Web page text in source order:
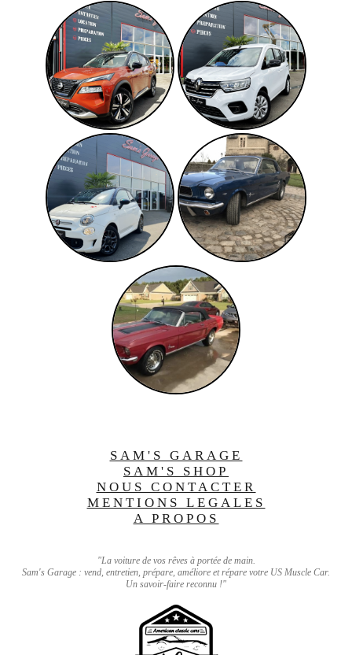
SAM'S GARAGE
SAM'S SHOP
NOUS CONTACTER
MENTIONS LEGALES
A PROPOS
"La voiture de vos rêves à portée de main.
Sam's Garage : vend, entretien, prépare, améliore et répare votre US Muscle Car.
Un savoir-faire reconnu !"